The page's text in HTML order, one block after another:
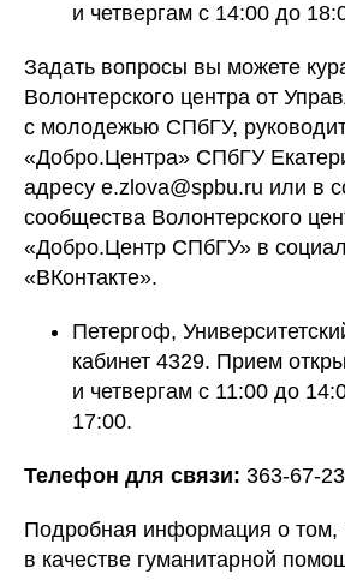
и четвергам с 14:00 до
Задать вопросы вы можете
Волонтерского центра от
с молодежью СПбГУ,
«Добро.Центра» СПбГУ
адресу e.zlova@spbu.ru или в
сообщества Волонтерского
«Добро.Центр СПбГУ» в
«ВКонтакте».
Петергоф,
кабинет 4329. Прием
и четвергам с 11:00 до
17:00.
Телефон для связи: 363-67-
Подробная информация о том,
в качестве гуманитарной